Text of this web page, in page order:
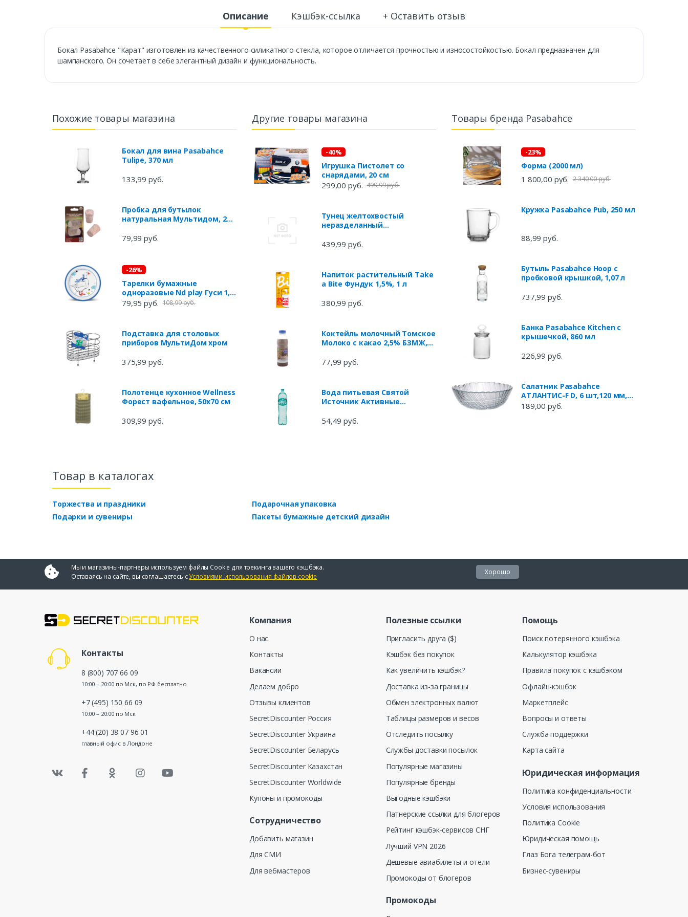
Описание Кэшбэк-ссылка + Оставить отзыв
Бокал Pasabahce "Карат" изготовлен из качественного силикатного стекла, которое отличается прочностью и износостойкостью. Бокал предназначен для
шампанского. Он сочетает в себе элегантный дизайн и функциональность.
Похожие товары магазина
Бокал для вина Pasabahce
Tulipe, 370 мл
133,99 руб.
Пробка для бутылок
натуральная Мультидом, 2
79,99 руб.
-26%
Тарелки бумажные
одноразовые Nd play Гуси 1,
230 мм х 6 шт
79,95 руб. 108,99 руб.
Подставка для столовых
приборов МультиДом хром
375,99 руб.
Полотенце кухонное Wellness
Форест вафельное, 50х70 см
309,99 руб.
Другие товары магазина
-40%
Игрушка Пистолет со
снарядами, 20 см
299,00 руб. 499,99 руб.
Тунец желтохвостый
неразделанный
439,99 руб.
Напиток растительный Take
a Bite Фундук 1,5%, 1 л
380,99 руб.
Коктейль молочный Томское
Молоко с какао 2,5% БЗМЖ,
77,99 руб.
Вода питьевая Святой
Источник Активные
л
54,49 руб.
Товары бренда Pasabahce
-23%
Форма (2000 мл)
1 800,00 руб. 2 340,00 руб.
Кружка Pasabahce Pub, 250 мл
88,99 руб.
Бутыль Pasabahce Hoop с
пробковой крышкой, 1,07 л
737,99 руб.
Банка Pasabahce Kitchen с
крышечкой, 860 мл
226,99 руб.
Салатник Pasabahce
АТЛАНТИС-F D, 6 шт,120 мм,
10248BFD
189,00 руб.
Товар в каталогах
Торжества и праздники
Подарки и сувениры
Подарочная упаковка
Пакеты бумажные детский дизайн
Мы и магазины-партнеры используем файлы Cookie для трекинга вашего кэшбэка.
Оставаясь на сайте, вы соглашаетесь сУсловиями использования файлов cookie
Хорошо
Контакты
8 (800) 707 66 09
10:00 – 20:00 по Мск, по РФ бесплатно
+7 (495) 150 66 09
10:00 – 20:00 по Мск
+44 (20) 38 07 96 01
главный офис в Лондоне
Компания
О нас
Контакты
Вакансии
Делаем добро
Отзывы клиентов
SecretDiscounter Россия
SecretDiscounter Украина
SecretDiscounter Беларусь
SecretDiscounter Казахстан
SecretDiscounter Worldwide
Купоны и промокоды
Сотрудничество
Добавить магазин
Для СМИ
Для вебмастеров
Полезные ссылки
Пригласить друга ($)
Кэшбэк без покупок
Как увеличить кэшбэк?
Доставка из-за границы
Обмен электронных валют
Таблицы размеров и весов
Отследить посылку
Службы доставки посылок
Популярные магазины
Популярные бренды
Выгодные кэшбэки
Патнерские ссылки для блогеров
Рейтинг кэшбэк-сервисов СНГ
Лучший VPN 2026
Дешевые авиабилеты и отели
Промокоды от блогеров
Промокоды
Помощь
Поиск потерянного кэшбэка
Калькулятор кэшбэка
Правила покупок с кэшбэком
Офлайн-кэшбэк
Маркетплейс
Вопросы и ответы
Служба поддержки
Карта сайта
Юридическая информация
Политика конфиденциальности
Условия использования
Политика Cookie
Юридическая помощь
Глаз Бога телеграм-бот
Бизнес-сувениры